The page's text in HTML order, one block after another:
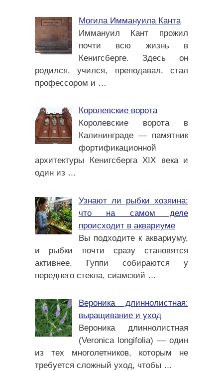
Могила Иммануила Канта
Иммануил Кант прожил
почти всю жизнь в
Кенигсберге. Здесь он
родился, учился, преподавал, стал
профессором и …
Королевские ворота
Королевские ворота в
Калининграде — памятник
фортификационной
архитектуры Кенигсберга XIX века и
один из …
Узнают ли рыбки хозяина:
что на самом деле
происходит в аквариуме
Вы подходите к аквариуму,
и рыбки почти сразу становятся
активнее. Гуппи собираются у
переднего стекла, сиамский …
Вероника длиннолистная:
выращивание и уход
Вероника длиннолистная
(Veronica longifolia) — один
из тех многолетников, которым не
требуется сложный уход, чтобы …